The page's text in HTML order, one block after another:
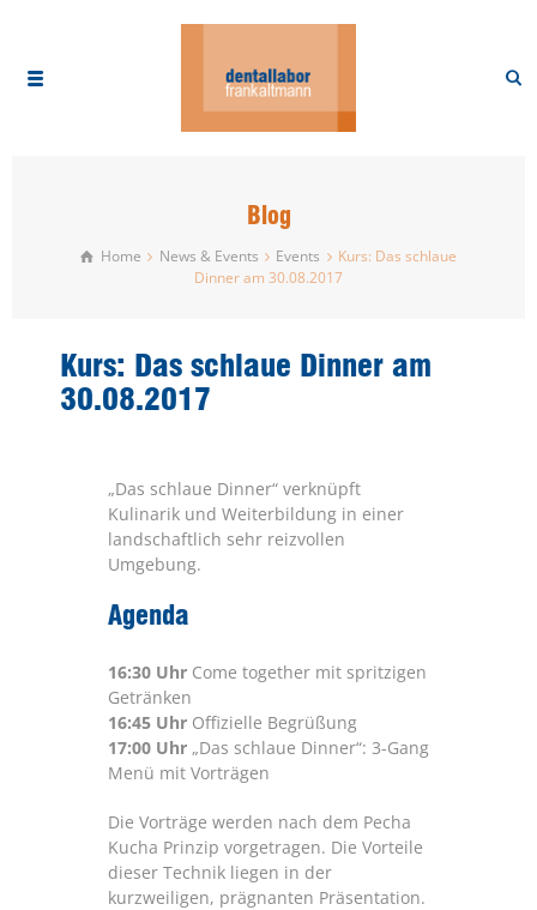
Blog
Home News & Events Events
Kurs: Das schlaue
Dinner am 30.08.2017
Kurs: Das schlaue Dinner am
30.08.2017
„Das schlaue Dinner“ verknüpft
Kulinarik und Weiterbildung in einer
landschaftlich sehr reizvollen
Umgebung.
Agenda
16:30 Uhr Come together mit spritzigen
Getränken
16:45 Uhr Offizielle Begrüßung
17:00 Uhr „Das schlaue Dinner“: 3-Gang
Menü mit Vorträgen
Die Vorträge werden nach dem Pecha
Kucha Prinzip vorgetragen. Die Vorteile
dieser Technik liegen in der
kurzweiligen, prägnanten Präsentation.